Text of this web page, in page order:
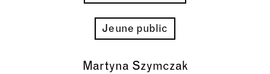
Jeune public
Martyna Szymczak